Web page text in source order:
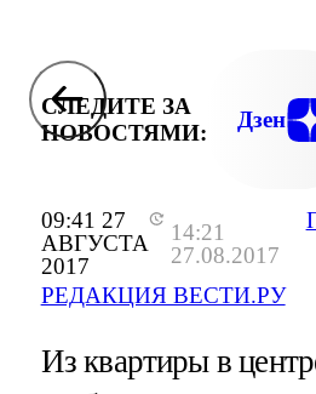
09:41 27
АВГУСТА
2017
14:21
27.08.2017
РЕДАКЦИЯ ВЕСТИ.РУ
СЛЕДИТЕ ЗА
НОВОСТЯМИ:
Дзен
Из квартиры в